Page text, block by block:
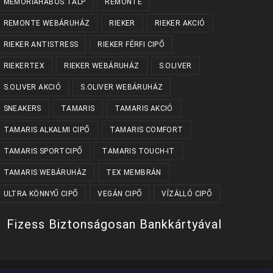
REMONTE WEBÁRUHÁZ RIEKER RIEKER AKCIÓ
RIEKER ANTISTRESS RIEKER FÉRFI CIPŐ
RIEKERTEX RIEKER WEBÁRUHÁZ S.OLIVER
S.OLIVER AKCIÓ S.OLIVER WEBÁRUHÁZ
SNEAKERS TAMARIS TAMARIS AKCIÓ
TAMARIS ALKALMI CIPŐ TAMARIS COMFORT
TAMARIS SPORTCIPŐ TAMARIS TOUCH-IT
TAMARIS WEBÁRUHÁZ TEX MEMBRÁN
ULTRA KÖNNYŰ CIPŐ VEGÁN CIPŐ VÍZÁLLÓ CIPŐ
Fizess Biztonságosan Bankkártyával